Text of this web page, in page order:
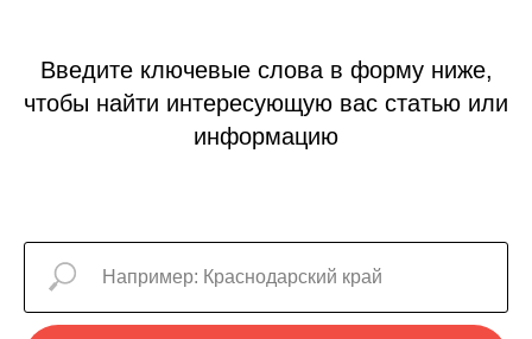
Введите ключевые слова в форму ниже,
чтобы найти интересующую вас статью или
информацию